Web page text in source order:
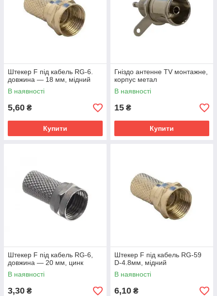
Штекер F під кабель RG-6.
довжина — 18 мм, мідний
В наявності
5,60 ₴
Купити
Гніздо антенне TV монтажне,
корпус метал
В наявності
15 ₴
Купити
Штекер F під кабель RG-6,
довжина — 20 мм, цинк
В наявності
3,30 ₴
Штекер F під кабель RG-59
D-4.8мм, мідний
В наявності
6,10 ₴